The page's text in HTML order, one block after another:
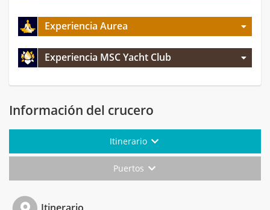
Experiencia Aurea
Experiencia MSC Yacht Club
Información del crucero
Itinerario
Puertos